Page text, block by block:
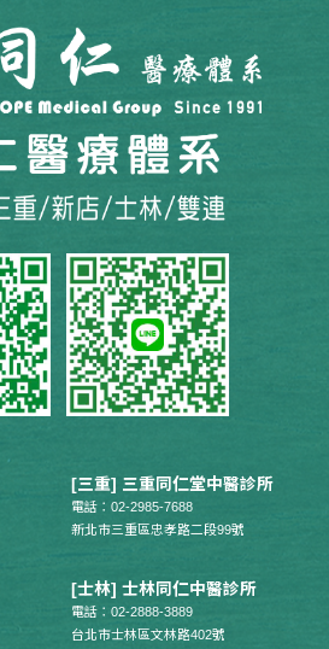
[三重] 三重同仁堂中醫診所
電話：02-2985-7688
新北市三重區忠孝路二段99號
[士林] 士林同仁中醫診所
電話：02-2888-3889
台北市士林區文林路402號